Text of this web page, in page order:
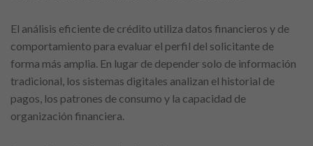
El análisis eficiente de crédito utiliza datos financieros y de
comportamiento para evaluar el perfil del solicitante de
forma más amplia. En lugar de depender solo de información
tradicional, los sistemas digitales analizan el historial de
pagos, los patrones de consumo y la capacidad de
organización financiera.